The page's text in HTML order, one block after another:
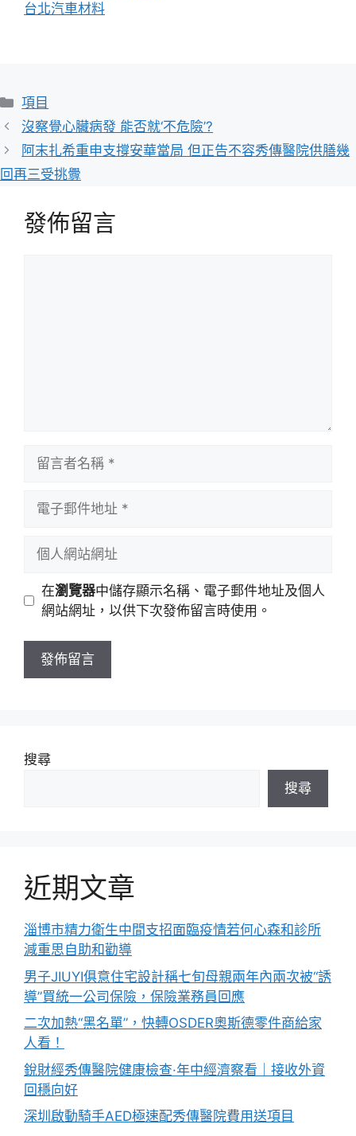
台北汽車材料
分
類
項目
沒察覺心臟病發 能否就‘不危險’?
阿末扎希重申支撐安華當局 但正告不容秀傳醫院供膳幾
回再三受挑釁
發佈留言
址
站
址
在瀏覽器中儲存顯示名稱、電子郵件地址及個人
網站網址，以供下次發佈留言時使用。
搜尋
搜尋
近期文章
淄博市精力衛生中間支招面臨疫情若何心森和診所
減重思自助和勸導
男子JIUYI俱意住宅設計稱七旬母親兩年內兩次被“誘
導”買統一公司保險，保險業務員回應
二次加熱“黑名單”，快轉OSDER奧斯德零件商給家
人看！
銳財經秀傳醫院健康檢查·年中經濟察看｜接收外資
回穩向好
深圳啟動騎手AED極速配秀傳醫院費用送項目